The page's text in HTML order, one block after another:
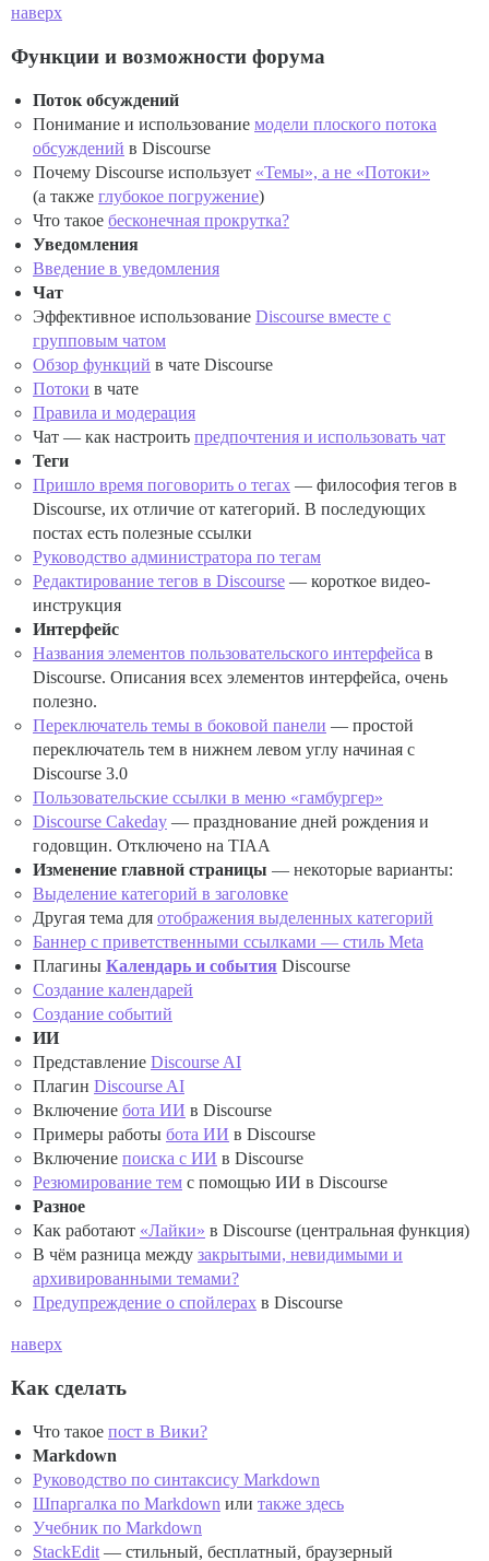
наверх
Функции и возможности форума
Поток обсуждений
Понимание и использование модели плоского потока
обсуждений в Discourse
Почему Discourse использует «Темы», а не «Потоки»
(а также глубокое погружение)
Что такое бесконечная прокрутка?
Уведомления
Введение в уведомления
Чат
Эффективное использование Discourse вместе с
групповым чатом
Обзор функций в чате Discourse
Потоки в чате
Правила и модерация
Чат — как настроить предпочтения и использовать чат
Теги
Пришло время поговорить о тегах — философия тегов в
Discourse, их отличие от категорий. В последующих
постах есть полезные ссылки
Руководство администратора по тегам
Редактирование тегов в Discourse — короткое видео-
инструкция
Интерфейс
Названия элементов пользовательского интерфейса в
Discourse. Описания всех элементов интерфейса, очень
полезно.
Переключатель темы в боковой панели — простой
переключатель тем в нижнем левом углу начиная с
Discourse 3.0
Пользовательские ссылки в меню «гамбургер»
Discourse Cakeday — празднование дней рождения и
годовщин. Отключено на TIAA
Изменение главной страницы — некоторые варианты:
Выделение категорий в заголовке
Другая тема для отображения выделенных категорий
Баннер с приветственными ссылками — стиль Meta
Плагины Календарь и события Discourse
Создание календарей
Создание событий
ИИ
Представление Discourse AI
Плагин Discourse AI
Включение бота ИИ в Discourse
Примеры работы бота ИИ в Discourse
Включение поиска с ИИ в Discourse
Резюмирование тем с помощью ИИ в Discourse
Разное
Как работают «Лайки» в Discourse (центральная функция)
В чём разница между закрытыми, невидимыми и
архивированными темами?
Предупреждение о спойлерах в Discourse
наверх
Как сделать
Что такое пост в Вики?
Markdown
Руководство по синтаксису Markdown
Шпаргалка по Markdown или также здесь
Учебник по Markdown
StackEdit — стильный, бесплатный, браузерный